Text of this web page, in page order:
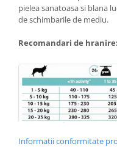
pielea sanatoasa si blana
de schimbarile de mediu.
Recomandari de hranire:
Informatii conformitate